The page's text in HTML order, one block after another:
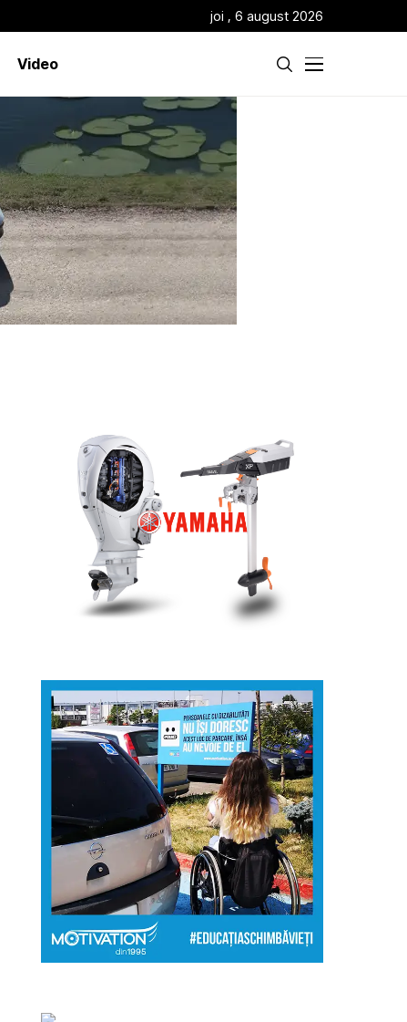
joi , 6 august 2026
Video